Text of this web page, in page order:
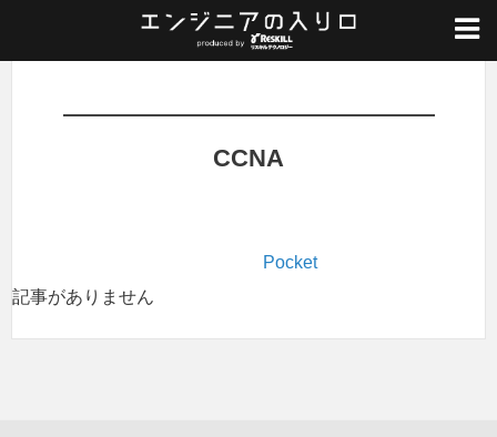
CCNA
CCNA
Pocket
記事がありません